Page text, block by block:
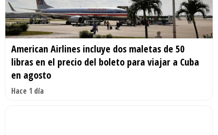
American Airlines incluye dos maletas de 50
libras en el precio del boleto para viajar a Cuba
en agosto
Hace 1 día